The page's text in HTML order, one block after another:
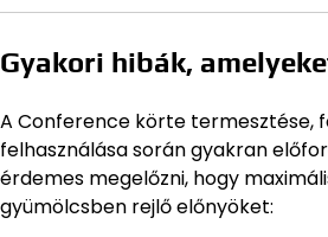
Gyakori hibák,
A Conference körte termesztése,
felhasználása során gyakran
érdemes megelőzni, hogy
gyümölcsben rejlő előnyöket: